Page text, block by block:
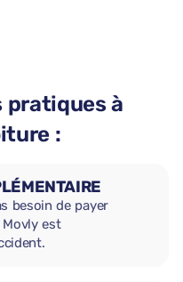
pratiques à
:
besoin de payer
est